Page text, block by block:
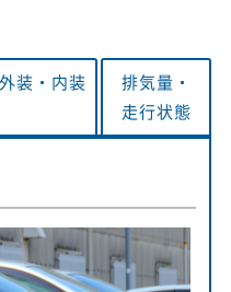
外装・ 内装
排気量・
走行状態